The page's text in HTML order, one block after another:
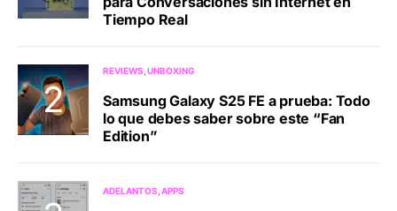
Tiempo Real
REVIEWS UNBOXING
Samsung Galaxy S25 FE a prueba: Todo
lo que debes saber sobre este “Fan
Edition”
ADELANTOS APPS